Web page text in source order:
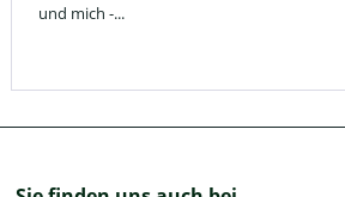
und mich -...